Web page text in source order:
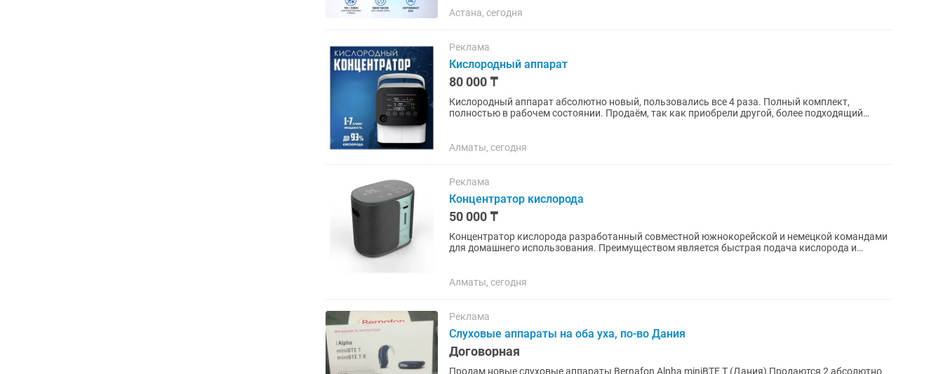
Астана, сегодня
Реклама
Кислородный аппарат
80 000 ₸
Кислородный аппарат абсолютно новый, пользовались все 4 раза. Полный комплект,
полностью в рабочем состоянии. Продаëм, так как приобрели другой, более подходящий
Алматы, сегодня
Реклама
Концентратор кислорода
50 000 ₸
Концентратор кислорода разработанный совместной южнокорейской и немецкой командами
для домашнего использования. Преимуществом является быстрая подача кислорода и
Алматы, сегодня
Реклама
Слуховые аппараты на оба уха, по-во Дания
Договорная
Продам новые слуховые аппараты Bernafon Alpha miniBTE T (Дания) Продаются 2 абсолютно